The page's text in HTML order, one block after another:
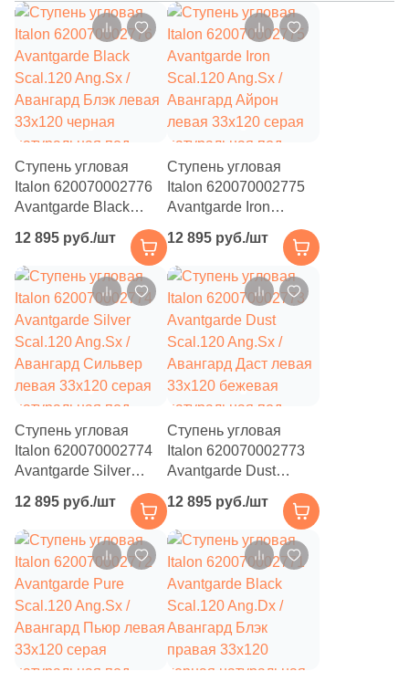
Navarti (114)
Neodom (
New Tiles (39)
New Trend (215 )
Nice Ker (36)
NovaBell (26 )
Novin Ceram (84 )
NuovoCorso (3)
Ocean Ceramic ( 272
One Touch ceramic (
Onlygres (39)
Oset (19)
Paradyz (73)
Pardis Ceram Pazh ( 115)
Pars Tile (2)
Pastorelli (22)
Ступень угловая
Italon 620070002776
Avantgarde Black
Авангард Блэк левая
33x120 черная
натуральная под
бетон
12 895 руб./шт
Ступень угловая
Italon 620070002775
Avantgarde Iron
Авангард Айрон
левая 33x120 серая
натуральная под
бетон
12 895 руб./шт
Ступень угловая
Italon 620070002774
Avantgarde Silver
Авангард Сильвер
левая 33x120 серая
натуральная под
бетон
12 895 руб./шт
Ступень угловая
Italon 620070002773
Avantgarde Dust
Авангард Даст левая
33x120 бежевая
натуральная под
бетон
12 895 руб./шт